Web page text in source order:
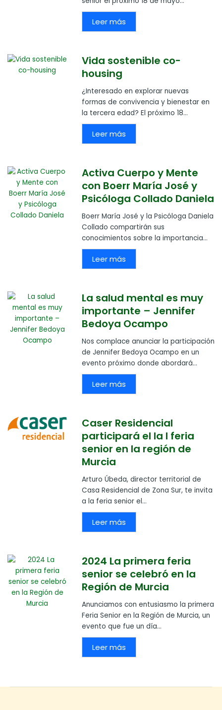
Leer más
Vida sostenible co-
housing
¿Interesado en explorar nuevas
formas de convivencia y bienestar en
la tercera edad? El próximo 18...
Leer más
Activa Cuerpo y Mente
con Boerr María José y
Psicóloga Collado Daniela
Boerr María José y la Psicóloga Daniela
Collado compartirán sus
conocimientos sobre la importancia...
Leer más
La salud mental es muy
importante – Jennifer
Bedoya Ocampo
Nos complace anunciar la participación
de Jennifer Bedoya Ocampo en un
evento próximo donde abordará...
Leer más
Caser Residencial
participará el la I feria
senior en la región de
Murcia
Arturo Úbeda, director territorial de
Casa Residencial de Zona Sur, te invita
a la feria senior el...
Leer más
2024 La primera feria
senior se celebró en la
Región de Murcia
Anunciamos con entusiasmo la primera
Feria Senior en la Región de Murcia, un
evento que fue un día...
Leer más